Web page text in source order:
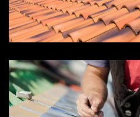
Devis toiture 73